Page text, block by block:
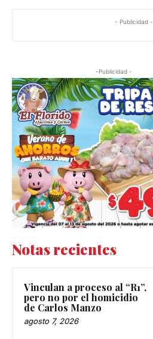
- Publicidad -
-Publicidad -
Notas recientes
Vinculan a proceso al “R1”,
pero no por el homicidio
de Carlos Manzo
agosto 7, 2026